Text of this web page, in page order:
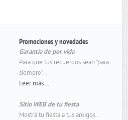
Promociones y novedades
Garantía de por vida
Para que tus recuerdos sean "para
siempre"...
Leer más...
Sitio WEB de tu fiesta
Mostrá tu fiesta a tus amigos...